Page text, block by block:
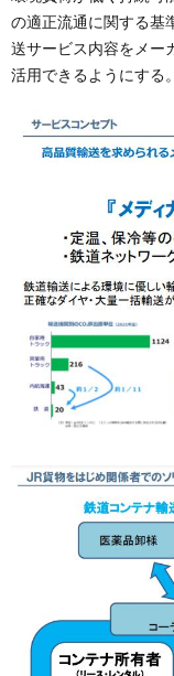
の適正流通に関する基
送サービス内容をメー
活用できるようにする。